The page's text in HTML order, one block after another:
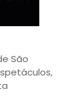
São